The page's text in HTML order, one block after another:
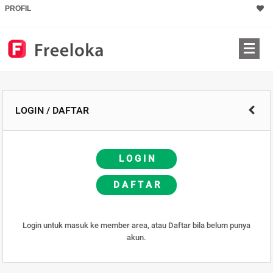
PROFIL
LOGIN / DAFTAR
L O G I N
D A F T A R
Login untuk masuk ke member area, atau Daftar bila belum punya
akun.